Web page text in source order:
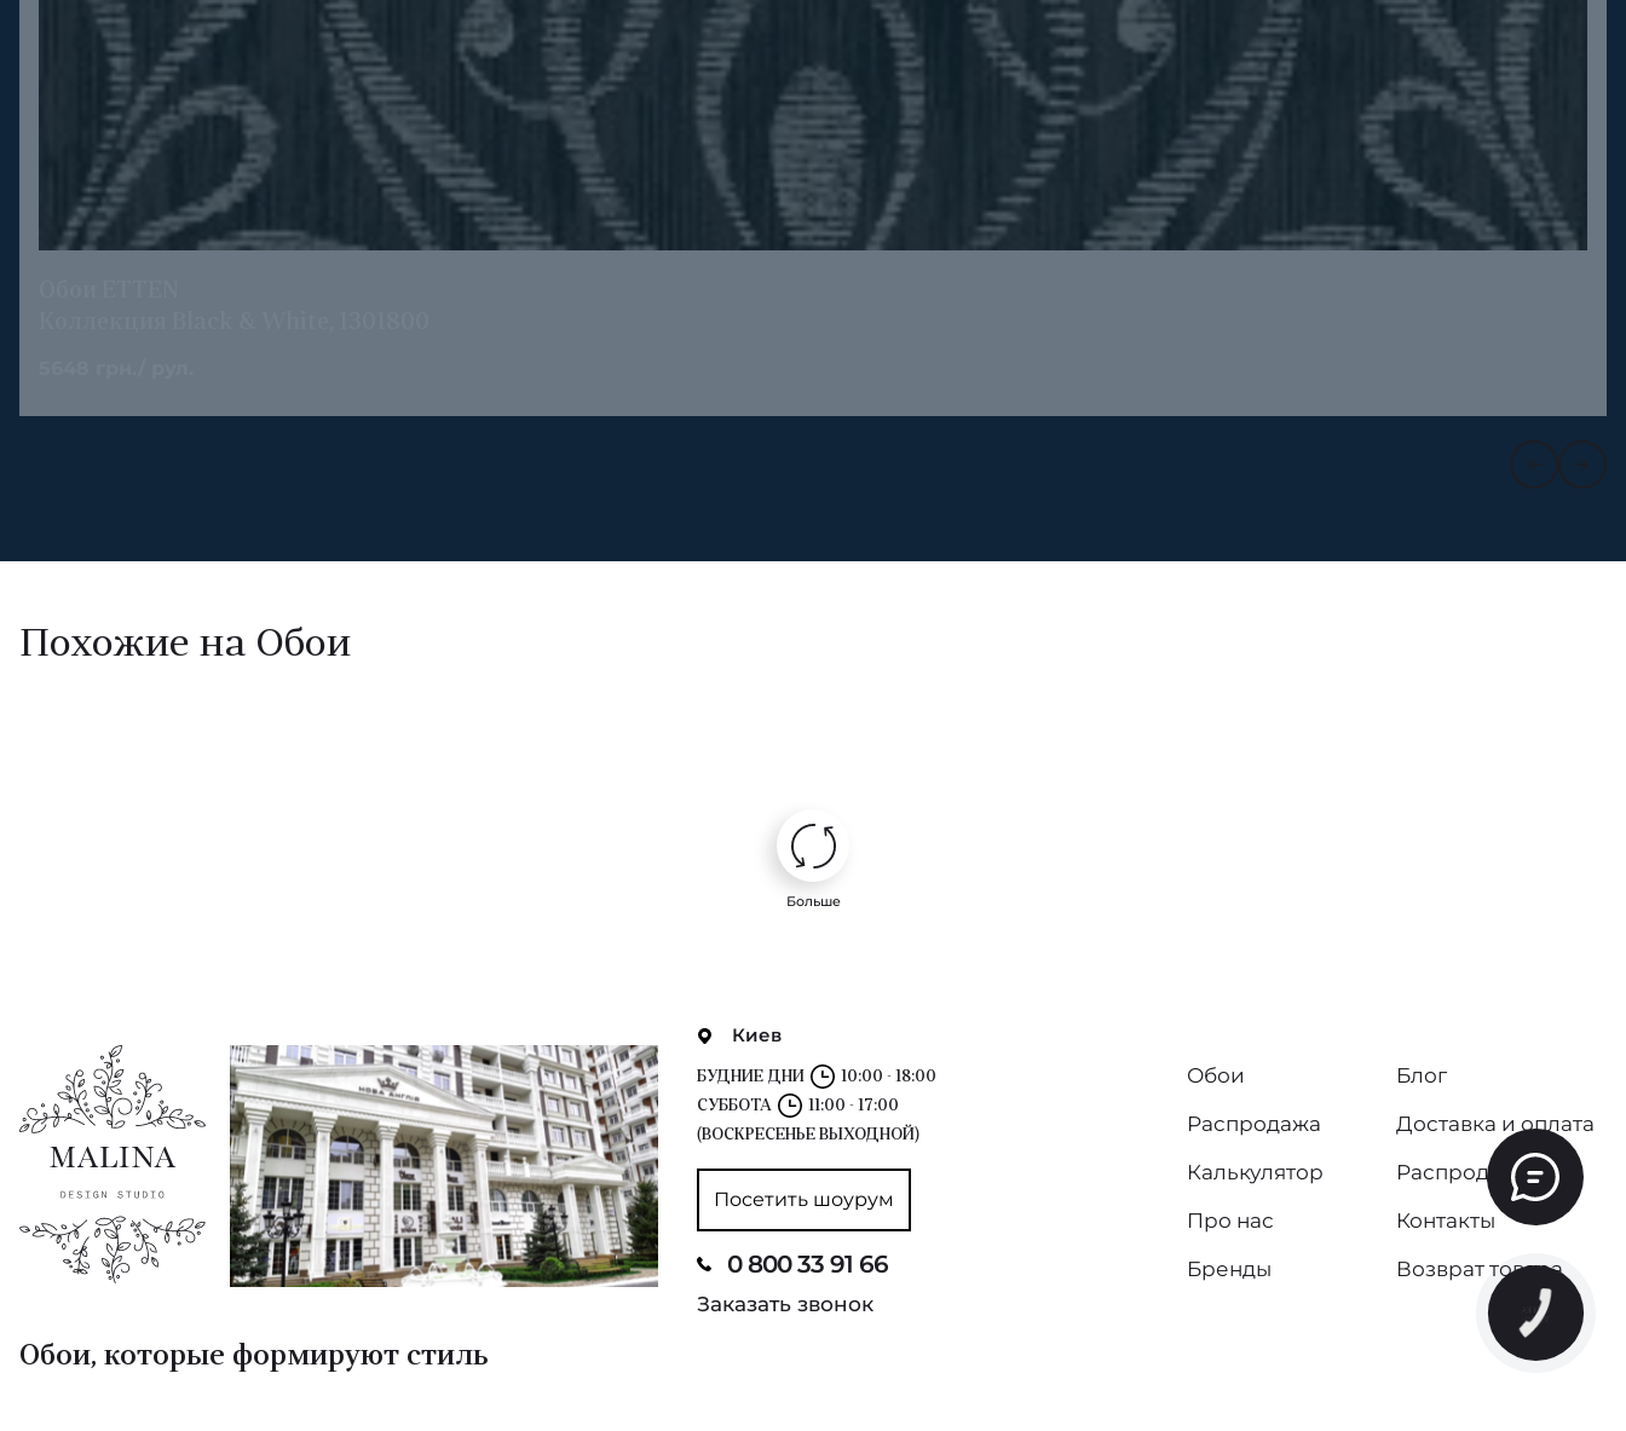
Похожие на Обои
Больше
Киев
БУДНИЕ ДНИ
10:00 - 18:00
СУББОТА
11:00 - 17:00
(ВОСКРЕСЕНЬЕ ВЫХОДНОЙ)
Посетить шоурум
0 800 33 91 66
Заказать звонок
Обои
Распродажа
Калькулятор
Про нас
Бренды
Блог
Доставка и оплата
Распродажа
Контакты
Возврат товара
Обои, которые формируют стиль